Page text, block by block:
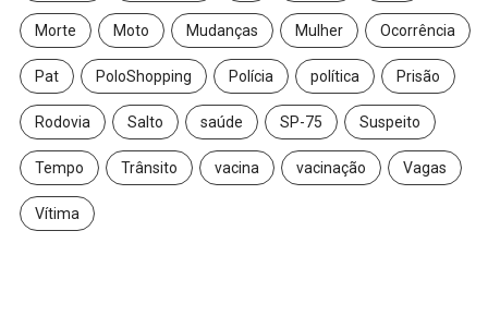
Morte Moto Mudanças Mulher Ocorrência
Pat PoloShopping Polícia política Prisão
Rodovia Salto saúde SP-75 Suspeito
Tempo Trânsito vacina vacinação Vagas
Vítima